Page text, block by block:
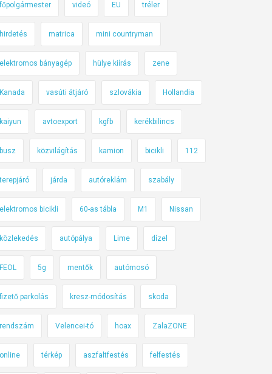
főpolgármester videó EU tréler
hirdetés matrica mini countryman
elektromos bányagép hülye kiírás zene
Kanada vasúti átjáró szlovákia Hollandia
kaiyun avtoexport kgfb kerékbilincs
busz közvilágítás kamion bicikli 112
terepjáró járda autóreklám szabály
elektromos bicikli 60-as tábla M1 Nissan
közlekedés autópálya Lime dízel
FEOL 5g mentők autómosó
fizető parkolás kresz-módosítás skoda
rendszám Velencei-tó hoax ZalaZONE
online térkép aszfaltfestés felfestés